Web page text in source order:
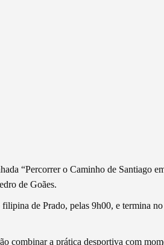
“Percorrer o Caminho de Santiago
de Goães.
de Prado, pelas 9h00, e termina
combinar a prática desportiva com